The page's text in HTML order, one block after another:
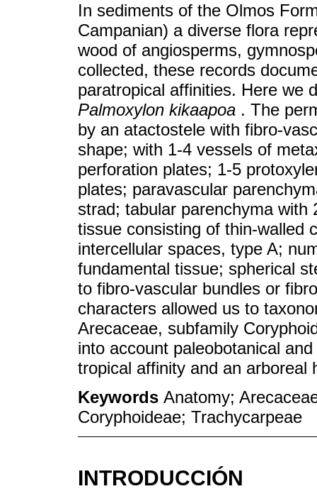
In sediments of the Olmos
Campanian) a diverse flora
wood of angiosperms,
collected, these records
paratropical affinities. Here we
Palmoxylon kikaapoa . The
by an atactostele with fibro-
shape; with 1-4 vessels of
perforation plates; 1-5
plates; paravascular
strad; tabular parenchyma with
tissue consisting of thin-walled
intercellular spaces, type A;
fundamental tissue; spherical
to fibro-vascular bundles or
characters allowed us to
Arecaceae, subfamily
into account paleobotanical
tropical affinity and an arboreal
Keywords Anatomy;
Coryphoideae; Trachycarpeae
INTRODUCCIÓN